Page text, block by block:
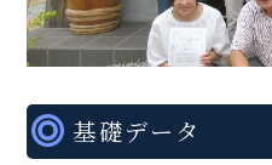
基礎データ